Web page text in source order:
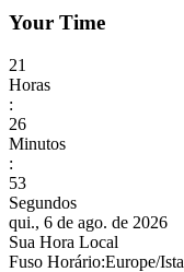
Your Time
21
Horas
:
26
Minutos
:
55
Segundos
qui., 6 de ago. de 2026
Sua Hora Local
Fuso Horário:Europe/